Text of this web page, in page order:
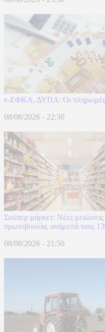
e-ΕΦΚΑ, ΔΥΠΑ: Οι πληρωμές
08/08/2026 - 22:30
Σούπερ μάρκετ: Νέες
πρωτοβουλία, ανάμεσά τους
08/08/2026 - 21:50